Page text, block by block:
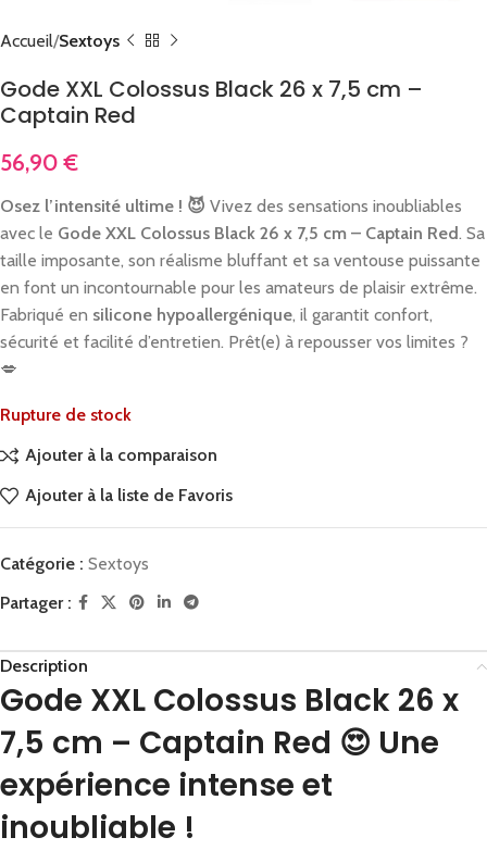
Accueil Sextoys
Gode XXL Colossus Black 26 x 7,5 cm –
Captain Red
56,90€
Osez l’intensité ultime ! 😈 Vivez des sensations inoubliables
avec le Gode XXL Colossus Black 26 x 7,5 cm – Captain Red. Sa
taille imposante, son réalisme bluffant et sa ventouse puissante
en font un incontournable pour les amateurs de plaisir extrême.
Fabriqué en silicone hypoallergénique, il garantit confort,
sécurité et facilité d’entretien. Prêt(e) à repousser vos limites ?
💋
Rupture de stock
Ajouter à la comparaison
Ajouter à la liste de Favoris
Catégorie : Sextoys
Partager :
Description
Gode XXL Colossus Black 26 x
7,5 cm – Captain Red 😍 Une
expérience intense et
inoubliable !